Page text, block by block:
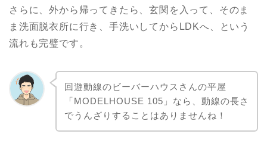
さらに、外から帰ってきたら、玄関を入って、そのま
ま洗面脱衣所に行き、手洗いしてからLDKへ、という
流れも完璧です。
回遊動線のビーバーハウスさんの平屋
「MODELHOUSE 105」なら、動線の長さ
でうんざりすることはありませんね！